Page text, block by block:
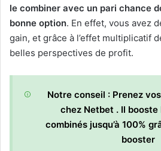
le combiner avec un pari chance
bonne option. En effet, vous avez
gain, et grâce à l’effet multiplicatif
belles perspectives de profit.
Notre conseil : Prenez
chez Netbet . Il booste
combinés jusqu’à 100%
booster